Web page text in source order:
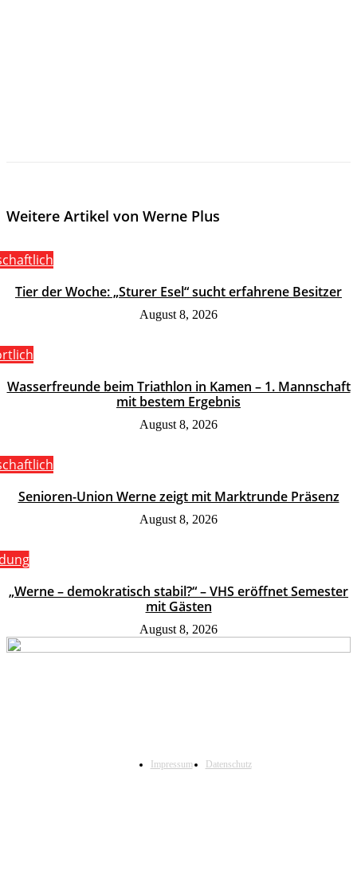
Weitere Artikel von Werne Plus
Tier der Woche: „Sturer Esel“ sucht erfahrene Besitzer
August 8, 2026
Wasserfreunde beim Triathlon in Kamen – 1. Mannschaft
mit bestem Ergebnis
August 8, 2026
Senioren-Union Werne zeigt mit Marktrunde Präsenz
August 8, 2026
„Werne – demokratisch stabil?“ – VHS eröffnet Semester
mit Gästen
August 8, 2026
Impressum Datenschutz